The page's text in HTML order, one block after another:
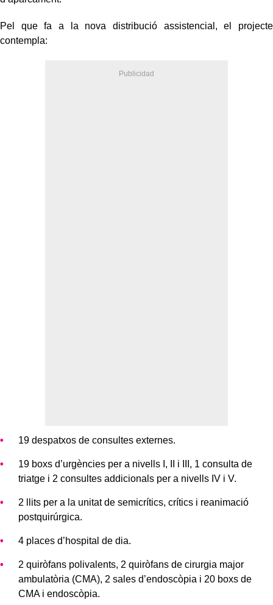
Pel que fa a la nova distribució assistencial, el projecte
contempla:
19 despatxos de consultes externes.
19 boxs d’urgències per a nivells I, II i III, 1 consulta de
triatge i 2 consultes addicionals per a nivells IV i V.
2 llits per a la unitat de semicrítics, crítics i reanimació
postquirúrgica.
4 places d’hospital de dia.
2 quiròfans polivalents, 2 quiròfans de cirurgia major
ambulatòria (CMA), 2 sales d’endoscòpia i 20 boxs de
CMA i endoscòpia.